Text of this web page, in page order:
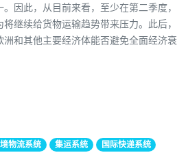
因此，从目前来看，至少在第二季度，
继续给货物运输趋势带来压力。 此后，
和其他主要经济体能否避免全面经济衰
物流系统 集运系统 国际快递系统